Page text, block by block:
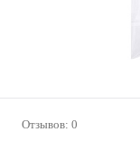
Отзывов: 0